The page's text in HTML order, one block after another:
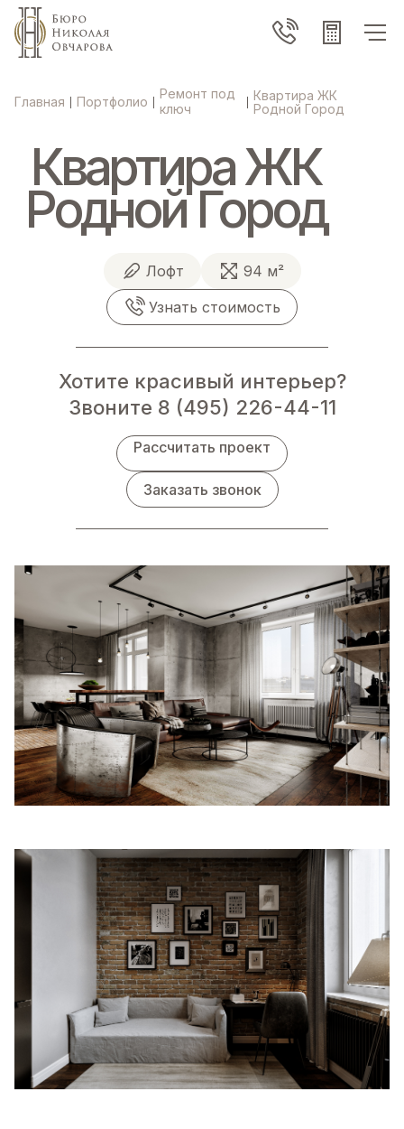
Главная Портфолио
Ремонт под
ключ
Квартира ЖК
Родной Город
Квартира ЖК
Родной Город
Лофт
94 м²
Узнать стоимость
Хотите красивый интерьер?
Звоните 8 (495) 226-44-11
Рассчитать проект
Заказать звонок